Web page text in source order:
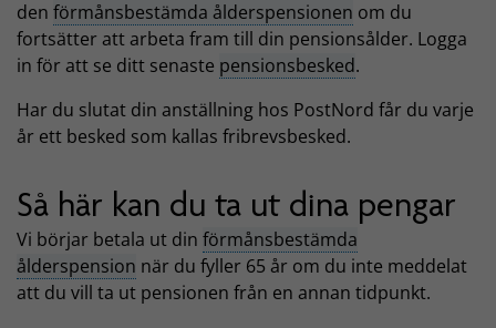
den förmånsbestämda ålderspensionen om du
fortsätter att arbeta fram till din pensionsålder. Logga
in för att se ditt senaste pensionsbesked.
Har du slutat din anställning hos PostNord får du varje
år ett besked som kallas fribrevsbesked.
Så här kan du ta ut dina pengar
Vi börjar betala ut din förmånsbestämda
ålderspension när du fyller 65 år om du inte meddelat
att du vill ta ut pensionen från en annan tidpunkt.